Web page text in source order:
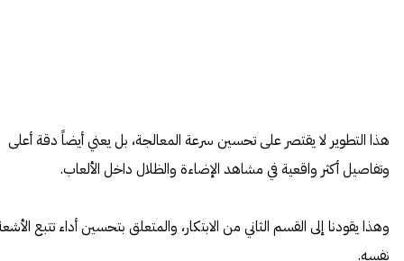
هذا التطوير لا يقتصر على تحسين سرعة المعالجة، بل يعني أيضاً دقة أعلى
وتفاصيل أكثر واقعية في مشاهد الإضاءة والظلال داخل الألعاب.
وهذا يقودنا إلى القسم الثاني من الابتكار، والمتعلق بتحسين أداء تتبع
نفسِه.